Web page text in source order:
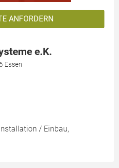
ANFORDERN
e.K.
Essen
/ Einbau,